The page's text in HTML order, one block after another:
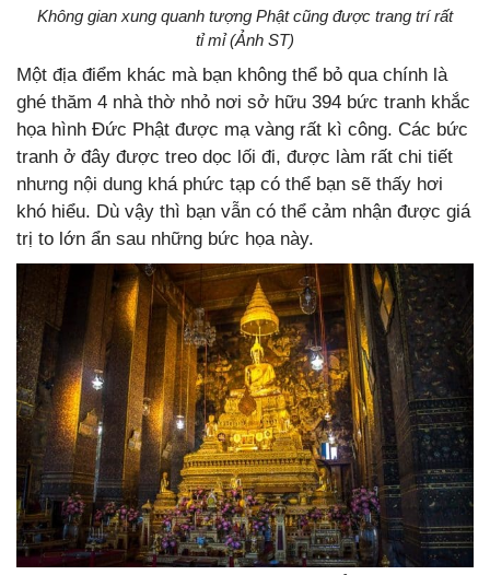
Không gian xung quanh tượng Phật cũng được trang trí rất
tỉ mỉ (Ảnh ST)
Một địa điểm khác mà bạn không thể bỏ qua chính là
ghé thăm 4 nhà thờ nhỏ nơi sở hữu 394 bức tranh khắc
họa hình Đức Phật được mạ vàng rất kì công. Các bức
tranh ở đây được treo dọc lối đi, được làm rất chi tiết
nhưng nội dung khá phức tạp có thể bạn sẽ thấy hơi
khó hiểu. Dù vậy thì bạn vẫn có thể cảm nhận được giá
trị to lớn ẩn sau những bức họa này.